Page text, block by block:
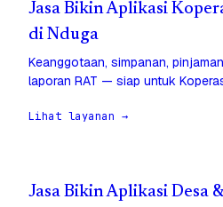
Jasa Bikin Aplikasi
di Nduga
Keanggotaan, simpanan,
laporan RAT — siap untuk
Lihat layanan →
Jasa Bikin Aplikasi Desa